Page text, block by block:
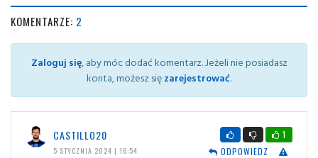
KOMENTARZE: 2
Zaloguj się, aby móc dodać komentarz. Jeżeli nie posiadasz
konta, możesz sięzarejestrować.
CASTILLO20
5 STYCZNIA 2024 | 16:54
1
ODPOWIEDZ